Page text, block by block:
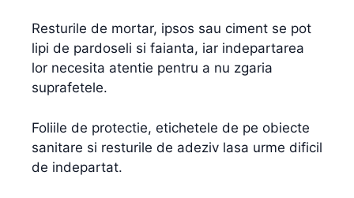
Resturile de mortar, ipsos sau ciment se pot
lipi de pardoseli si faianta, iar indepartarea
lor necesita atentie pentru a nu zgaria
suprafetele.
Foliile de protectie, etichetele de pe obiecte
sanitare si resturile de adeziv lasa urme dificil
de indepartat.